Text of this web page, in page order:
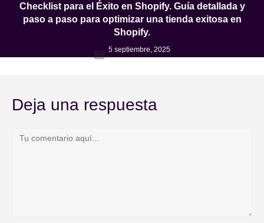
Checklist para el Éxito en Shopify. Guía detallada y
paso a paso para optimizar una tienda exitosa en
Shopify.
5 septiembre, 2025
Deja una respuesta
Comentario